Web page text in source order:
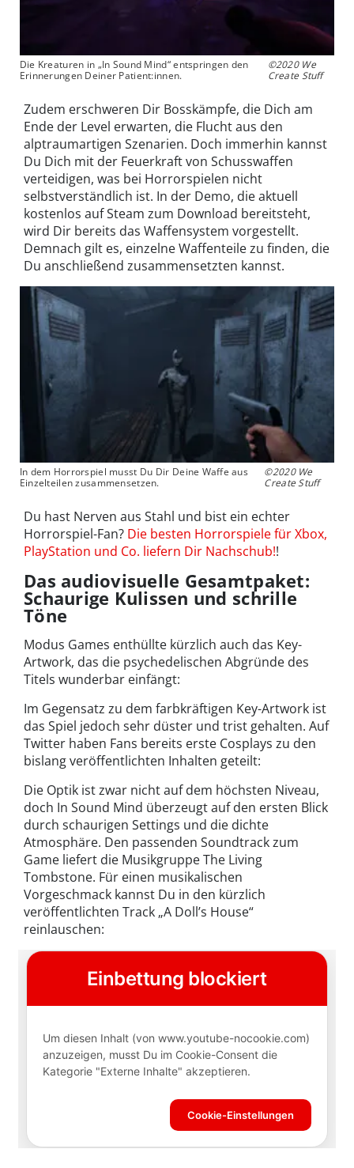
Die Kreaturen in „In Sound Mind“ entspringen den
Erinnerungen Deiner Patient:innen.
©2020 We
Create Stuff
Zudem erschweren Dir Bosskämpfe, die Dich am
Ende der Level erwarten, die Flucht aus den
alptraumartigen Szenarien. Doch immerhin kannst
Du Dich mit der Feuerkraft von Schusswaffen
verteidigen, was bei Horrorspielen nicht
selbstverständlich ist. In der Demo, die aktuell
kostenlos auf Steam zum Download bereitsteht,
wird Dir bereits das Waffensystem vorgestellt.
Demnach gilt es, einzelne Waffenteile zu finden, die
Du anschließend zusammensetzten kannst.
In dem Horrorspiel musst Du Dir Deine Waffe aus
Einzelteilen zusammensetzen.
©2020 We
Create Stuff
Du hast Nerven aus Stahl und bist ein echter
Horrorspiel-Fan? Die besten Horrorspiele für Xbox,
PlayStation und Co. liefern Dir Nachschub!!
Das audiovisuelle Gesamtpaket:
Schaurige Kulissen und schrille
Töne
Modus Games enthüllte kürzlich auch das Key-
Artwork, das die psychedelischen Abgründe des
Titels wunderbar einfängt:
Im Gegensatz zu dem farbkräftigen Key-Artwork ist
das Spiel jedoch sehr düster und trist gehalten. Auf
Twitter haben Fans bereits erste Cosplays zu den
bislang veröffentlichten Inhalten geteilt:
Die Optik ist zwar nicht auf dem höchsten Niveau,
doch In Sound Mind überzeugt auf den ersten Blick
durch schaurigen Settings und die dichte
Atmosphäre. Den passenden Soundtrack zum
Game liefert die Musikgruppe The Living
Tombstone. Für einen musikalischen
Vorgeschmack kannst Du in den kürzlich
veröffentlichten Track „A Doll’s House“
reinlauschen: